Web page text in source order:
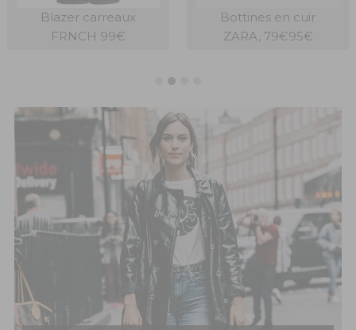
Blazer carreaux
FRNCH 99€
Bottines en cuir
ZARA, 79€95€